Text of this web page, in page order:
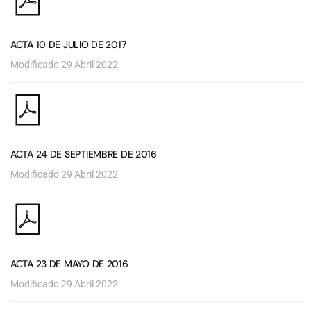
ACTA 10 DE JULIO DE 2017
Modificado 29 Abril 2022
ACTA 24 DE SEPTIEMBRE DE 2016
Modificado 29 Abril 2022
ACTA 23 DE MAYO DE 2016
Modificado 29 Abril 2022